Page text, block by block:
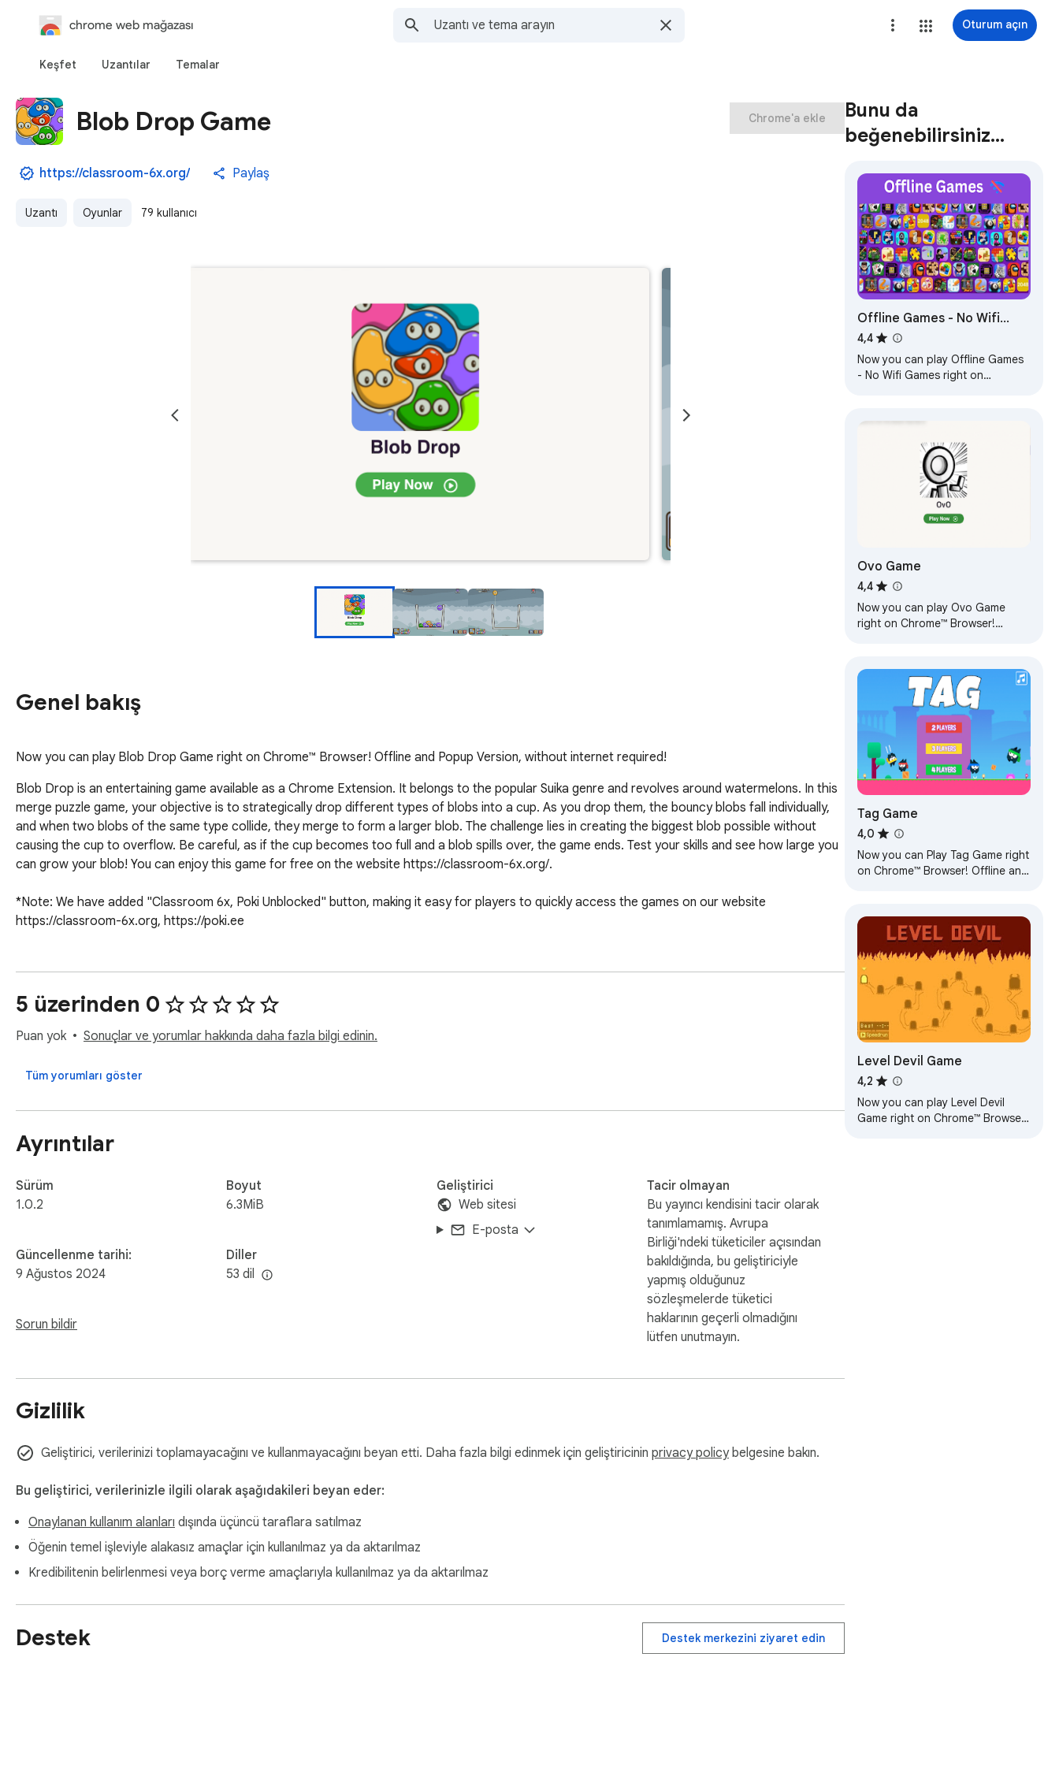
chrome web mağazası Oturum açın
Keşfet Uzantılar Temalar
Blob Drop Game
https://classroom-6x.org/ Paylaş
Uzantı Oyunlar 79 kullanıcı
Chrome'a ekle
Genel bakış
Now you can play Blob Drop Game right on Chrome™ Browser! Offline and Popup Version, without internet required!
Blob Drop is an entertaining game available as a Chrome Extension. It belongs to the popular Suika genre and revolves around watermelons. In this
merge puzzle game, your objective is to strategically drop different types of blobs into a cup. As you drop them, the bouncy blobs fall individually,
and when two blobs of the same type collide, they merge to form a larger blob. The challenge lies in creating the biggest blob possible without
causing the cup to overflow. Be careful, as if the cup becomes too full and a blob spills over, the game ends. Test your skills and see how large you
can grow your blob! You can enjoy this game for free on the website https://classroom-6x.org/.
*Note: We have added "Classroom 6x, Poki Unblocked" button, making it easy for players to quickly access the games on our website
https://classroom-6x.org, https://poki.ee
5 üzerinden 0
Puan yok Sonuçlar ve yorumlar hakkında daha fazla bilgi edinin.
Tüm yorumları göster
Ayrıntılar
Sürüm
1.0.2
Güncellenme tarihi:
9 Ağustos 2024
Sorun bildir
Boyut
6.3MiB
Diller
53 dil
Geliştirici
Web sitesi
E-posta
Tacir olmayan
Bu yayıncı kendisini tacir olarak
tanımlamamış. Avrupa
Birliği'ndeki tüketiciler açısından
bakıldığında, bu geliştiriciyle
yapmış olduğunuz
sözleşmelerde tüketici
haklarının geçerli olmadığını
lütfen unutmayın.
Gizlilik
Geliştirici, verilerinizi toplamayacağını ve kullanmayacağını beyan etti. Daha fazla bilgi edinmek için geliştiricinin privacy policybelgesine bakın.
Bu geliştirici, verilerinizle ilgili olarak aşağıdakileri beyan eder:
Onaylanan kullanım alanları dışında üçüncü taraflara satılmaz
Öğenin temel işleviyle alakasız amaçlar için kullanılmaz ya da aktarılmaz
Kredibilitenin belirlenmesi veya borç verme amaçlarıyla kullanılmaz ya da aktarılmaz
Destek Destek merkezini ziyaret edin
Bunu da
beğenebilirsiniz…
Offline Games - No Wifi
Games
4,4
Now you can play Offline Games
- No Wifi Games right on
Ovo Game
4,4
Now you can play Ovo Game
right on Chrome™ Browser!
Tag Game
4,0
Now you can Play Tag Game right
on Chrome™ Browser! Offline and
Level Devil Game
4,2
Now you can play Level Devil
Game right on Chrome™ Browser!